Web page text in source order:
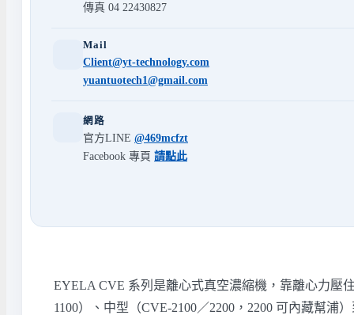
傳真 04 22430827
Mail
Client@yt-technology.com
yuantuotech1@gmail.com
網路
官方LINE @469mcfzt
Facebook 專頁 請點此
EYELA CVE 系列是離心式真空濃縮機，靠離心力壓
1100）、中型（CVE-2100／2200，2200 可內藏幫浦